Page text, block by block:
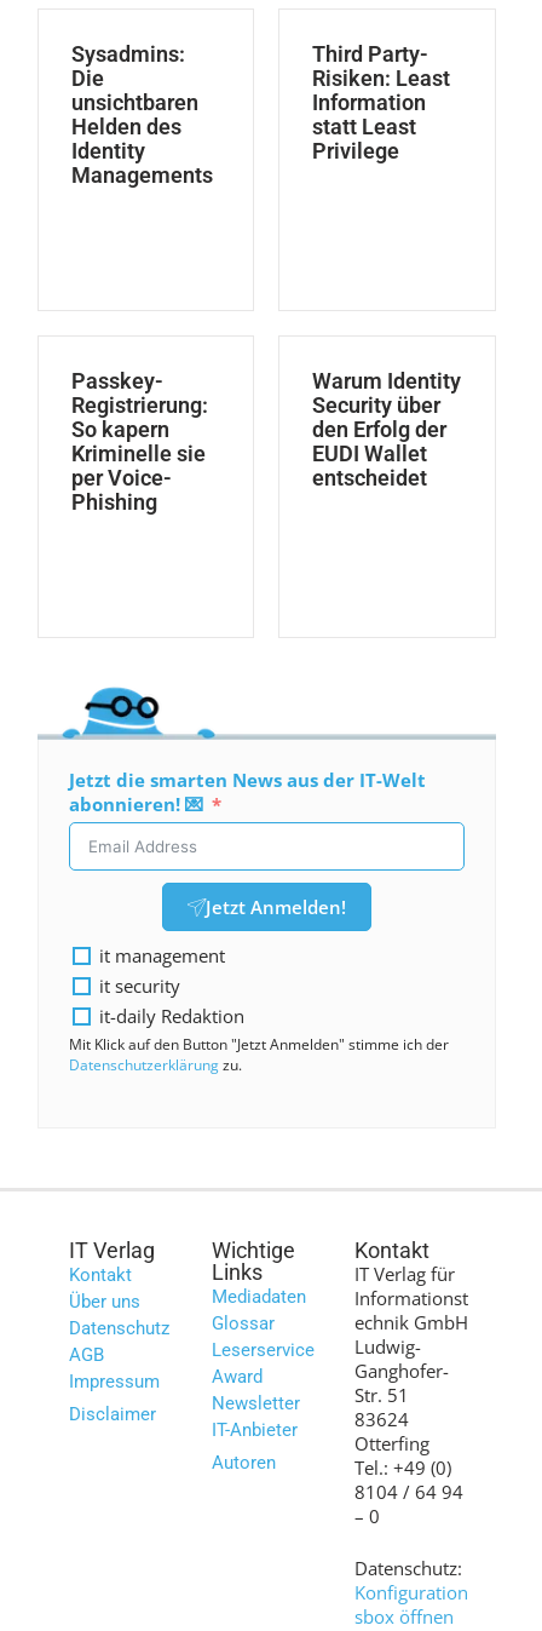
Sysadmins:
Die
unsichtbaren
Helden des
Identity
Managements
Third Party-
Risiken: Least
Information
statt Least
Privilege
Passkey-
Registrierung:
So kapern
Kriminelle sie
per Voice-
Phishing
Warum Identity
Security über
den Erfolg der
EUDI Wallet
entscheidet
Jetzt die smarten News aus der IT-Welt
abonnieren! 💌
Jetzt Anmelden!
it management
it security
it-daily Redaktion
Mit Klick auf den Button "Jetzt Anmelden" stimme ich der
Datenschutzerklärungzu.
IT Verlag
Kontakt
Über uns
Datenschutz
AGB
Impressum
Disclaimer
Wichtige
Links
Mediadaten
Glossar
Leserservice
Award
Newsletter
IT-Anbieter
Autoren
Kontakt
IT Verlag für
Informationst
echnik GmbH
Ludwig-
Ganghofer-
Str. 51
83624
Otterfing
Tel.: +49 (0)
8104 / 64 94
– 0
Datenschutz:
Konfiguration
sbox öffnen